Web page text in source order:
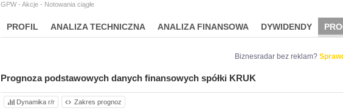
GPW - Akcje - Notowania ciągłe
PROFIL ANALIZA TECHNICZNA ANALIZA FINANSOWA DYWIDENDY
Biznesradar bez reklam?
Prognoza podstawowych danych finansowych spółki KRUK
Dynamika r/r Zakres prognoz